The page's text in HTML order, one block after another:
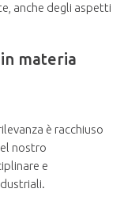
anche degli aspetti
materia
è racchiuso
nostro
e